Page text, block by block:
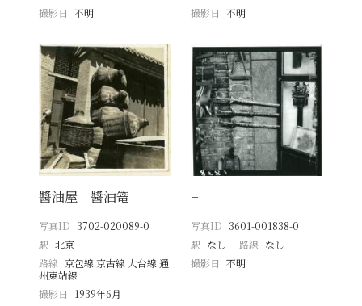
撮影日
不明
撮影日 不明
醬油屋 醬油篭
写真ID 3702-020089-0
駅 北京
路線 京包線 京古線 大台線 通
州東站線
撮影日
1939年6月
−
写真ID 3601-001838-0
駅 なし 路線 なし
撮影日 不明